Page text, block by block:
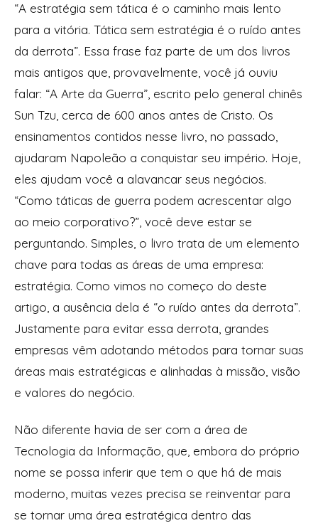
“A estratégia sem tática é o caminho mais lento
para a vitória. Tática sem estratégia é o ruído antes
da derrota”. Essa frase faz parte de um dos livros
mais antigos que, provavelmente, você já ouviu
falar: “A Arte da Guerra”, escrito pelo general chinês
Sun Tzu, cerca de 600 anos antes de Cristo. Os
ensinamentos contidos nesse livro, no passado,
ajudaram Napoleão a conquistar seu império. Hoje,
eles ajudam você a alavancar seus negócios.
“Como táticas de guerra podem acrescentar algo
ao meio corporativo?”, você deve estar se
perguntando. Simples, o livro trata de um elemento
chave para todas as áreas de uma empresa:
estratégia. Como vimos no começo do deste
artigo, a ausência dela é “o ruído antes da derrota”.
Justamente para evitar essa derrota, grandes
empresas vêm adotando métodos para tornar suas
áreas mais estratégicas e alinhadas à missão, visão
e valores do negócio.
Não diferente havia de ser com a área de
Tecnologia da Informação, que, embora do próprio
nome se possa inferir que tem o que há de mais
moderno, muitas vezes precisa se reinventar para
se tornar uma área estratégica dentro das